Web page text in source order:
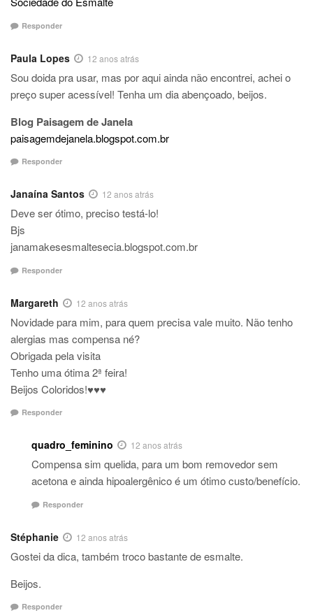
Responder
Paula Lopes 12 anos atrás
Sou doida pra usar, mas por aqui ainda não encontrei, achei o
preço super acessível! Tenha um dia abençoado, beijos.
Blog Paisagem de Janela
paisagemdejanela.blogspot.com.br
Responder
Janaína Santos 12 anos atrás
Deve ser ótimo, preciso testá-lo!
Bjs
janamakesesmaltesecia.blogspot.com.br
Responder
Margareth 12 anos atrás
Novidade para mim, para quem precisa vale muito. Não tenho
alergias mas compensa né?
Obrigada pela visita
Tenho uma ótima 2ª feira!
Beijos Coloridos!♥♥♥
Responder
quadro_feminino 12 anos atrás
Compensa sim quelida, para um bom removedor sem
acetona e ainda hipoalergênico é um ótimo custo/benefício.
Responder
Stéphanie 12 anos atrás
Gostei da dica, também troco bastante de esmalte.
Beijos.
Responder